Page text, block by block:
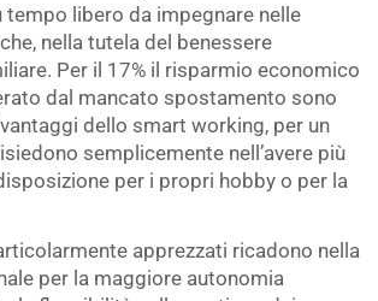
tempo libero da impegnare nelle
nella tutela del benessere
Per il 17% il risparmio economico
dal mancato spostamento sono
dello smart working, per un
semplicemente nell’avere più
per i propri hobby o per la
apprezzati ricadono nella
per la maggiore autonomia